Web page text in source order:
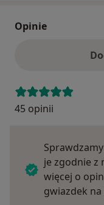
Opinie
45 opinii
je zgodnie z
więcej o
gwiazdek na